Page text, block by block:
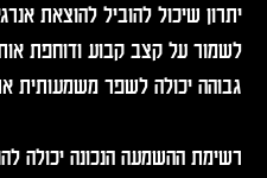
יתרון שיכול להוביל להוצאת
לשמור על קצב קבוע ודוחפת
גבוהה יכולה לשפר משמעותית
רשימת ההשמעה הנכונה יכולה